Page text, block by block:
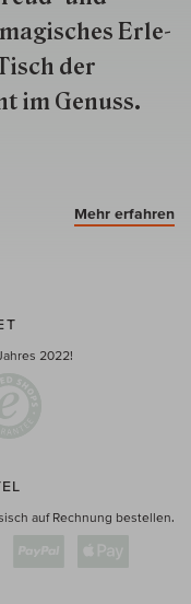
Er­le­
der
im Genuss.
Mehr erfahren
2022!
auf Rechnung bestellen.